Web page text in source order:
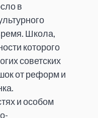
в
Школа,
которого
советских
от реформ и
и особом